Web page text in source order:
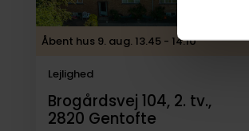
Åbent hus 9. aug. 13.45 - 14.10
Lejlighed
Brogårdsvej 104, 2. tv.,
2820 Gentofte